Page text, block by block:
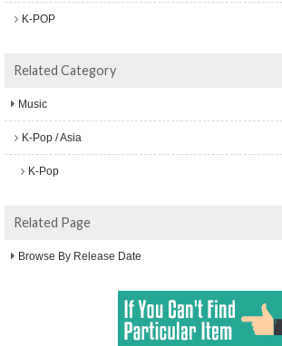
K-POP
Related Category
Music
K-Pop / Asia
K-Pop
Related Page
Browse By Release Date